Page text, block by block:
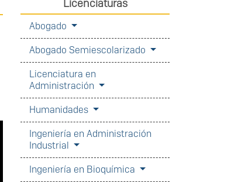
Licenciaturas
Abogado
Abogado Semiescolarizado
Licenciatura en
Administración
Humanidades
Ingeniería en Administración
Industrial
Ingeniería en Bioquímica